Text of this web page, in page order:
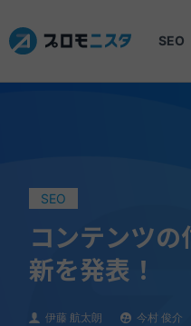
SEO
SEO
コンテンツ
新を発表！
伊藤 航太朗 今村 俊介